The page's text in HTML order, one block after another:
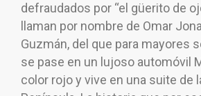
defraudados por “el güerito de
llaman por nombre de Omar
Guzmán, del que para mayores
se pase en un lujoso automóvil
color rojo y vive en una suite de